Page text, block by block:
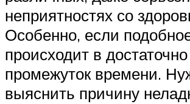
неприятностях со
Особенно, если
происходит в
промежуток времени.
выяснить причину